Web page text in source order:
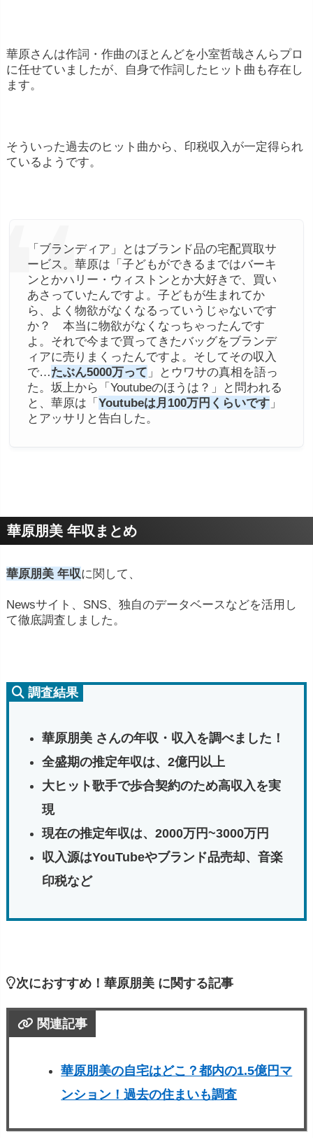
華原さんは作詞・作曲のほとんどを小室哲哉さんらプロ
に任せていましたが、自身で作詞したヒット曲も存在し
ます。
そういった過去のヒット曲から、印税収入が一定得られ
ているようです。
「ブランディア」とはブランド品の宅配買取サ
ービス。華原は「子どもができるまではバーキ
ンとかハリー・ウィストンとか大好きで、買い
あさっていたんですよ。子どもが生まれてか
ら、よく物欲がなくなるっていうじゃないです
か？ 本当に物欲がなくなっちゃったんです
よ。それで今まで買ってきたバッグをブランデ
ィアに売りまくったんですよ。そしてその収入
で…たぶん5000万って 」とウワサの真相を語っ
た。坂上から「Youtubeのほうは？」と問われる
と、華原は「 Youtubeは月100万円くらいです 」
とアッサリと告白した。
華原朋美 年収まとめ
華原朋美 年収に関して、
Newsサイト、SNS、独自のデータベースなどを活用し
て徹底調査しました。
調査結果
華原朋美 さんの年収・収入を調べました！
全盛期の推定年収は、2億円以上
大ヒット歌手で歩合契約のため高収入を実
現
現在の推定年収は、2000万円~3000万円
収入源はYouTubeやブランド品売却、音楽
印税など
次におすすめ！華原朋美 に関する記事
関連記事
華原朋美の自宅はどこ？都内の1.5億円マ
ンション！過去の住まいも調査